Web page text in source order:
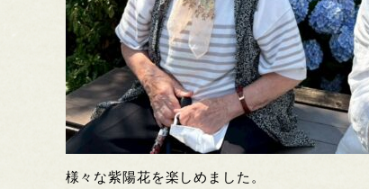
様々な紫陽花を楽しめました。